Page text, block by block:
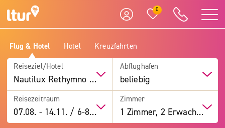
0
Flug & Hotel Hotel Kreuzfahrten
Reiseziel/Hotel
Nautilux Rethymno by Mage Hotels
Abflughafen
beliebig
Reisezeitraum
07.08. -14.11. / 6-8 Tage
Zimmer
1 Zimmer, 2 Erwachsene